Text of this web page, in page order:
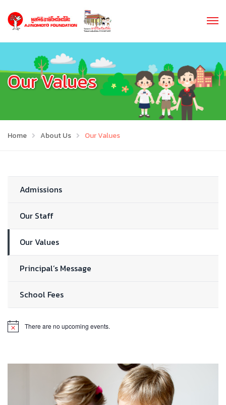
Our Values
Home About Us Our Values
Admissions
Our Staff
Our Values
Principal’s Message
School Fees
There are no upcoming events.